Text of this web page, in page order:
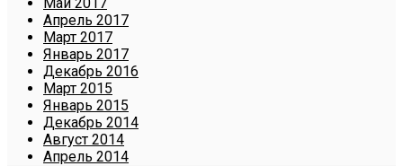
Апрель 2017
Март 2017
Январь 2017
Декабрь 2016
Март 2015
Январь 2015
Декабрь 2014
Август 2014
Апрель 2014